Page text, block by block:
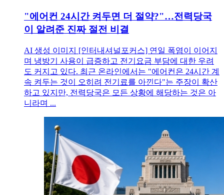
"에어컨 24시간 켜두면 더 절약?"…전력당국
이 알려준 진짜 절전 비결
AI 생성 이미지 [인터내셔널포커스] 연일 폭염이 이어지
며 냉방기 사용이 급증하고 전기요금 부담에 대한 우려
도 커지고 있다. 최근 온라인에서는 "에어컨은 24시간 계
속 켜두는 것이 오히려 전기료를 아낀다"는 주장이 확산
하고 있지만, 전력당국은 모든 상황에 해당하는 것은 아
니라며 ...